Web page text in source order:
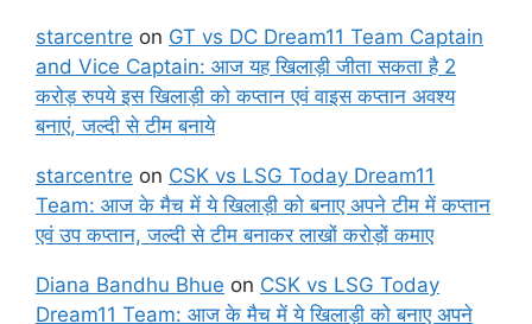
starcentre on GT vs DC Dream11 Team Captain
and Vice Captain: आज यह खिलाड़ी जीता सकता है 2
करोड़ रुपये इस खिलाड़ी को कप्तान एवं वाइस कप्तान अवश्य
बनाएं, जल्दी से टीम बनाये
starcentre on CSK vs LSG Today Dream11
Team: आज के मैच में ये खिलाड़ी को बनाए अपने टीम में कप्तान
एवं उप कप्तान, जल्दी से टीम बनाकर लाखों करोड़ों कमाए
Diana Bandhu Bhue on CSK vs LSG Today
Dream11 Team: आज के मैच में ये खिलाड़ी को बनाए अपने